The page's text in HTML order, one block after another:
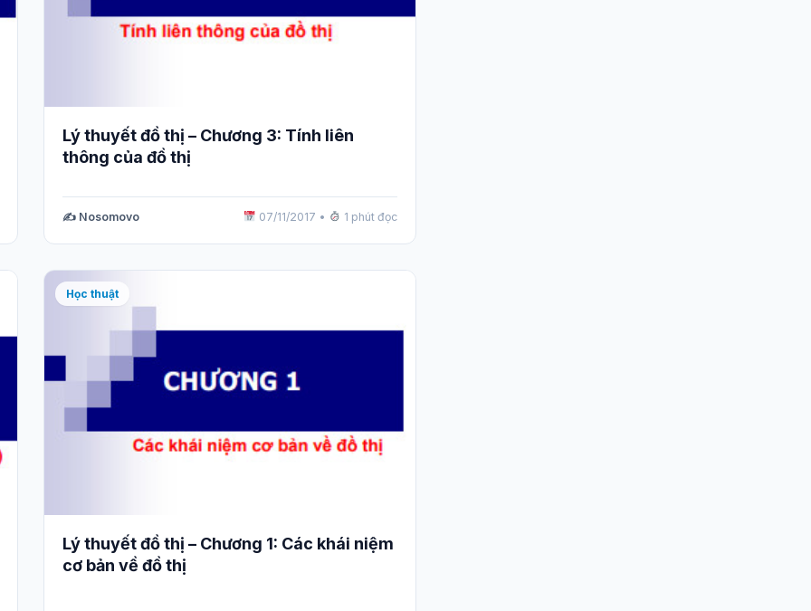
Lý thuyết đồ thị – Chương 3: Tính liên
thông của đồ thị
✍️ Nosomovo 07/11/2017 • 1 phút đọc
Học thuật
Lý thuyết đồ thị – Chương 1: Các khái niệm
cơ bản về đồ thị